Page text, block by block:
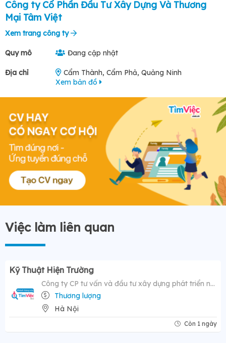
Công ty Cổ Phần Đầu Tư Xây Dựng Và Thương
Mại Tâm Việt
Xem trang công ty
Quy mô Đang cập nhật
Địa chỉ
Cẩm Thành, Cẩm Phả, Quảng Ninh
Xem bản đồ
Việc làm liên quan
Kỹ Thuật Hiện Trường
Công ty CP tư vấn và đầu tư xây dựng phát triển nông thôn
Thương lượng
Hà Nội
Còn 1 ngày